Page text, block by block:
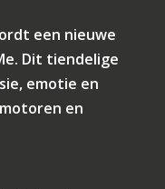
een nieuwe
Dit tiendelige
emotie en
en